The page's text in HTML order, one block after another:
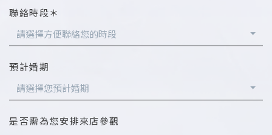
聯絡時段＊
請選擇方便聯絡您的時段
預計婚期
請選擇您預計婚期
是否需為您安排來店參觀